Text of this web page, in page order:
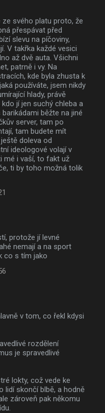
svého platu proto, že
přespávat před
slevu na píčoviny,
V takřka každé vesici
až dvě auta. Všichni
patrně i vy. Na
kde byla zhusta k
používáte, jsem nikdy
hlady, právě
jí jen suchý chleba a
běžte na jiné
server, tam po
tam budete mít
doleva od
ideologové volají v
mé i vaší, to fakt už
ti by toho možná tolik
protože jí levné
nemají a na sport
co s tím jako
v tom, co řekl kdysi
rozdělení
je spravedlivé
lokty, což vede ke
lidí skončí blbě, a hodně
zároveň pak někomu